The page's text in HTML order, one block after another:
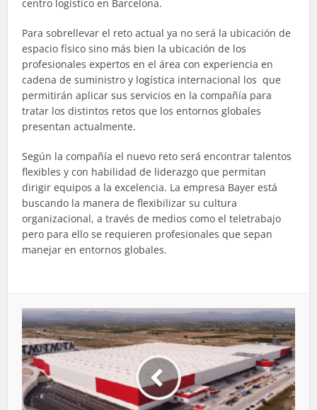
centro logístico en Barcelona.
Para sobrellevar el reto actual ya no será la ubicación de
espacio físico sino más bien la ubicación de los
profesionales expertos en el área con experiencia en
cadena de suministro y logística internacional los que
permitirán aplicar sus servicios en la compañía para
tratar los distintos retos que los entornos globales
presentan actualmente.
Según la compañía el nuevo reto será encontrar talentos
flexibles y con habilidad de liderazgo que permitan
dirigir equipos a la excelencia. La empresa Bayer está
buscando la manera de flexibilizar su cultura
organizacional, a través de medios como el teletrabajo
pero para ello se requieren profesionales que sepan
manejar en entornos globales.